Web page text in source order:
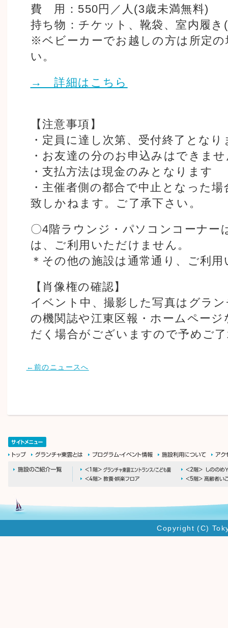
費 用：550円／人(3歳未満無料)
持ち物：チケット、靴袋、室内履き
※ベビーカーでお越しの方は所定
い。
→ 詳細はこちら
【注意事項】
・定員に達し次第、受付終了となり
・お友達の分のお申込みはできま
・支払方法は現金のみとなります
・主催者側の都合で中止となった
致しかねます。ご了承下さい。
〇4階ラウンジ・パソコンコーナー
は、ご利用いただけません。
＊その他の施設は通常通り、ご利
【肖像権の確認】
イベント中、撮影した写真はグラ
の機関誌や江東区報・ホームペー
だく場合がございますので予めご
←前のニュースへ
Copyright (C)